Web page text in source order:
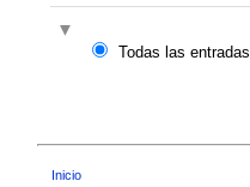
Todas las entradas
Inicio